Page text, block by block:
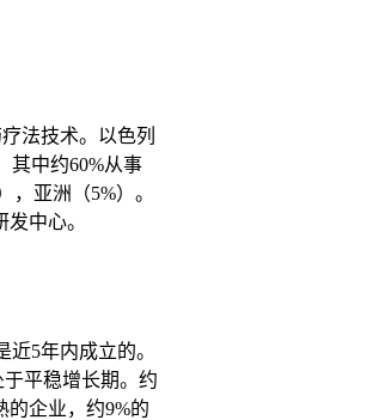
法技术。以色列
其中约60%从事
亚洲（5%）。
中心。
5年内成立的。
平稳增长期。约
的企业，约9%的